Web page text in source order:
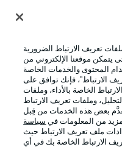
القانونية
تعريف الارتباط الضرورية
يتمكن موقعنا الإلكتروني من
المحتوى والخدمات الخاصة
الارتباط"، فإنك توافق على
الخاصة بالأداء، وملفات
وملفات تعريف الارتباط
بعض هذه الخدمات من قِبل
من المعلومات في سياسة
ملف تعريف الارتباط حيث
الارتباط الخاصة بك في أي